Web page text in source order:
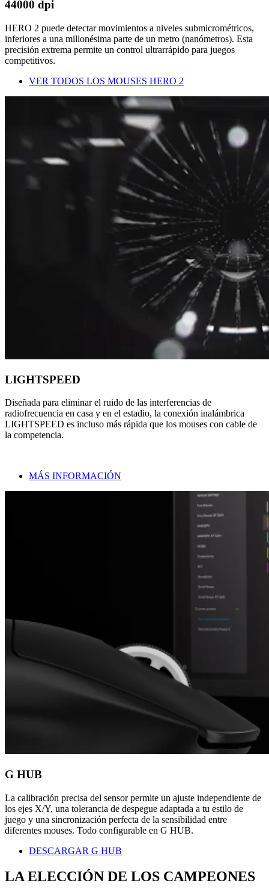
44000 dpi
HERO 2 puede detectar movimientos a niveles submicrométricos,
inferiores a una millonésima parte de un metro (nanómetros). Esta
precisión extrema permite un control ultrarrápido para juegos
competitivos.
VER TODOS LOS MOUSES HERO 2
LIGHTSPEED
Diseñada para eliminar el ruido de las interferencias de
radiofrecuencia en casa y en el estadio, la conexión inalámbrica
LIGHTSPEED es incluso más rápida que los mouses con cable de
la competencia.
MÁS INFORMACIÓN
G HUB
La calibración precisa del sensor permite un ajuste independiente de
los ejes X/Y, una tolerancia de despegue adaptada a tu estilo de
juego y una sincronización perfecta de la sensibilidad entre
diferentes mouses. Todo configurable en G HUB.
DESCARGAR G HUB
LA ELECCIÓN DE LOS CAMPEONES